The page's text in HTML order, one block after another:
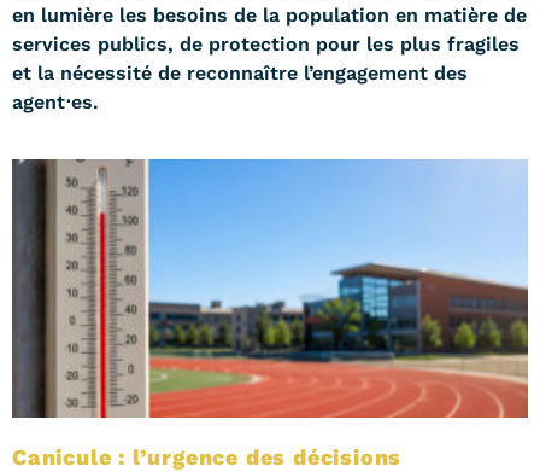
en lumière les besoins de la population en matière de
services publics, de protection pour les plus fragiles
et la nécessité de reconnaître l’engagement des
agent⋅es.
Canicule : l’urgence des décisions